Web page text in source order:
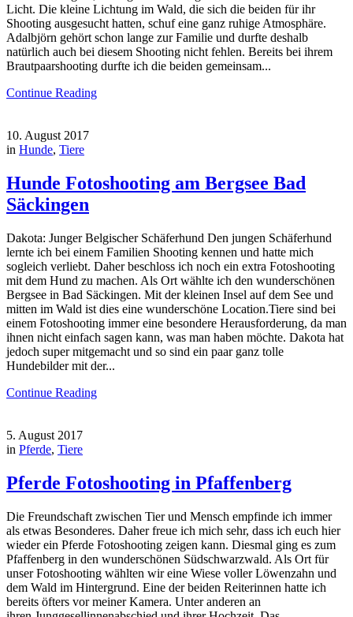
Licht. Die kleine Lichtung im Wald, die sich die beiden für ihr
Shooting ausgesucht hatten, schuf eine ganz ruhige Atmosphäre.
Adalbjörn gehört schon lange zur Familie und durfte deshalb
natürlich auch bei diesem Shooting nicht fehlen. Bereits bei ihrem
Brautpaarshooting durfte ich die beiden gemeinsam...
Continue Reading
10. August 2017
in Hunde, Tiere
Hunde Fotoshooting am Bergsee Bad
Säckingen
Dakota: Junger Belgischer Schäferhund Den jungen Schäferhund
lernte ich bei einem Familien Shooting kennen und hatte mich
sogleich verliebt. Daher beschloss ich noch ein extra Fotoshooting
mit dem Hund zu machen. Als Ort wählte ich den wunderschönen
Bergsee in Bad Säckingen. Mit der kleinen Insel auf dem See und
mitten im Wald ist dies eine wunderschöne Location.Tiere sind bei
einem Fotoshooting immer eine besondere Herausforderung, da man
ihnen nicht einfach sagen kann, was man haben möchte. Dakota hat
jedoch super mitgemacht und so sind ein paar ganz tolle
Hundebilder mit der...
Continue Reading
5. August 2017
in Pferde, Tiere
Pferde Fotoshooting in Pfaffenberg
Die Freundschaft zwischen Tier und Mensch empfinde ich immer
als etwas Besonderes. Daher freue ich mich sehr, dass ich euch hier
wieder ein Pferde Fotoshooting zeigen kann. Diesmal ging es zum
Pfaffenberg in den wunderschönen Südschwarzwald. Als Ort für
unser Fotoshooting wählten wir eine Wiese voller Löwenzahn und
dem Wald im Hintergrund. Eine der beiden Reiterinnen hatte ich
bereits öfters vor meiner Kamera. Unter anderen an